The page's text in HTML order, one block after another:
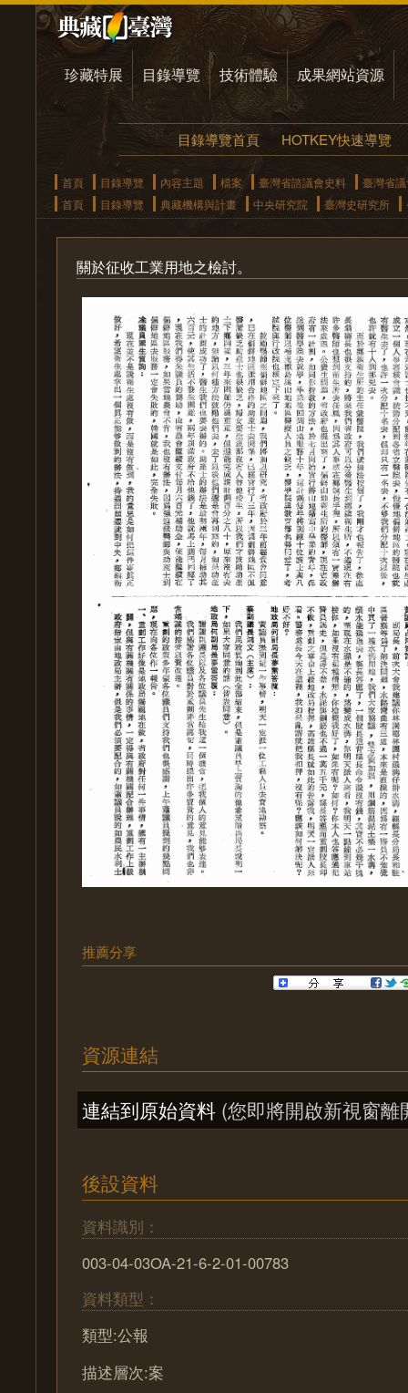
珍藏特展 目錄導覽 技術體驗 成果網站資源
目錄導覽首頁 HOTKEY快速導覽
首頁 目錄導覽 內容主題 檔案 臺灣省諮議會史料
臺灣省
首頁
目錄導覽 典藏機構與計畫 中央研究院 臺灣史研究所
關於征收工業用地之檢討。
推薦分享
資源連結
連結到原始資料 (您即將開啟新視窗離
後設資料
資料識別：
003-04-03OA-21-6-2-01-00783
資料類型：
類型:公報
描述層次:案